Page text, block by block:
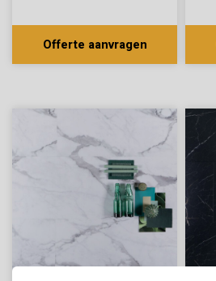
Offerte aanvragen